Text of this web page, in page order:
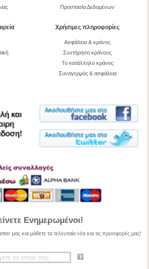
Προστασία Δεδομένων
Χρήσιμες πληροφορίες
Ασφάλεια & κράνος
Συντήρηση κράνους
Το κατάλληλο κράνος
Συναγερμός & ασφάλεια
Ενημερωμένοι!
μας και μάθετε τα τελευταία νέα και τις προσφορές μας!